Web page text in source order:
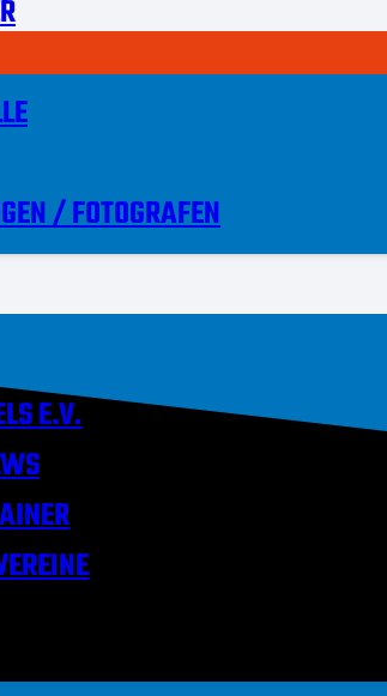
/ FOTOGRAFEN
E.V.